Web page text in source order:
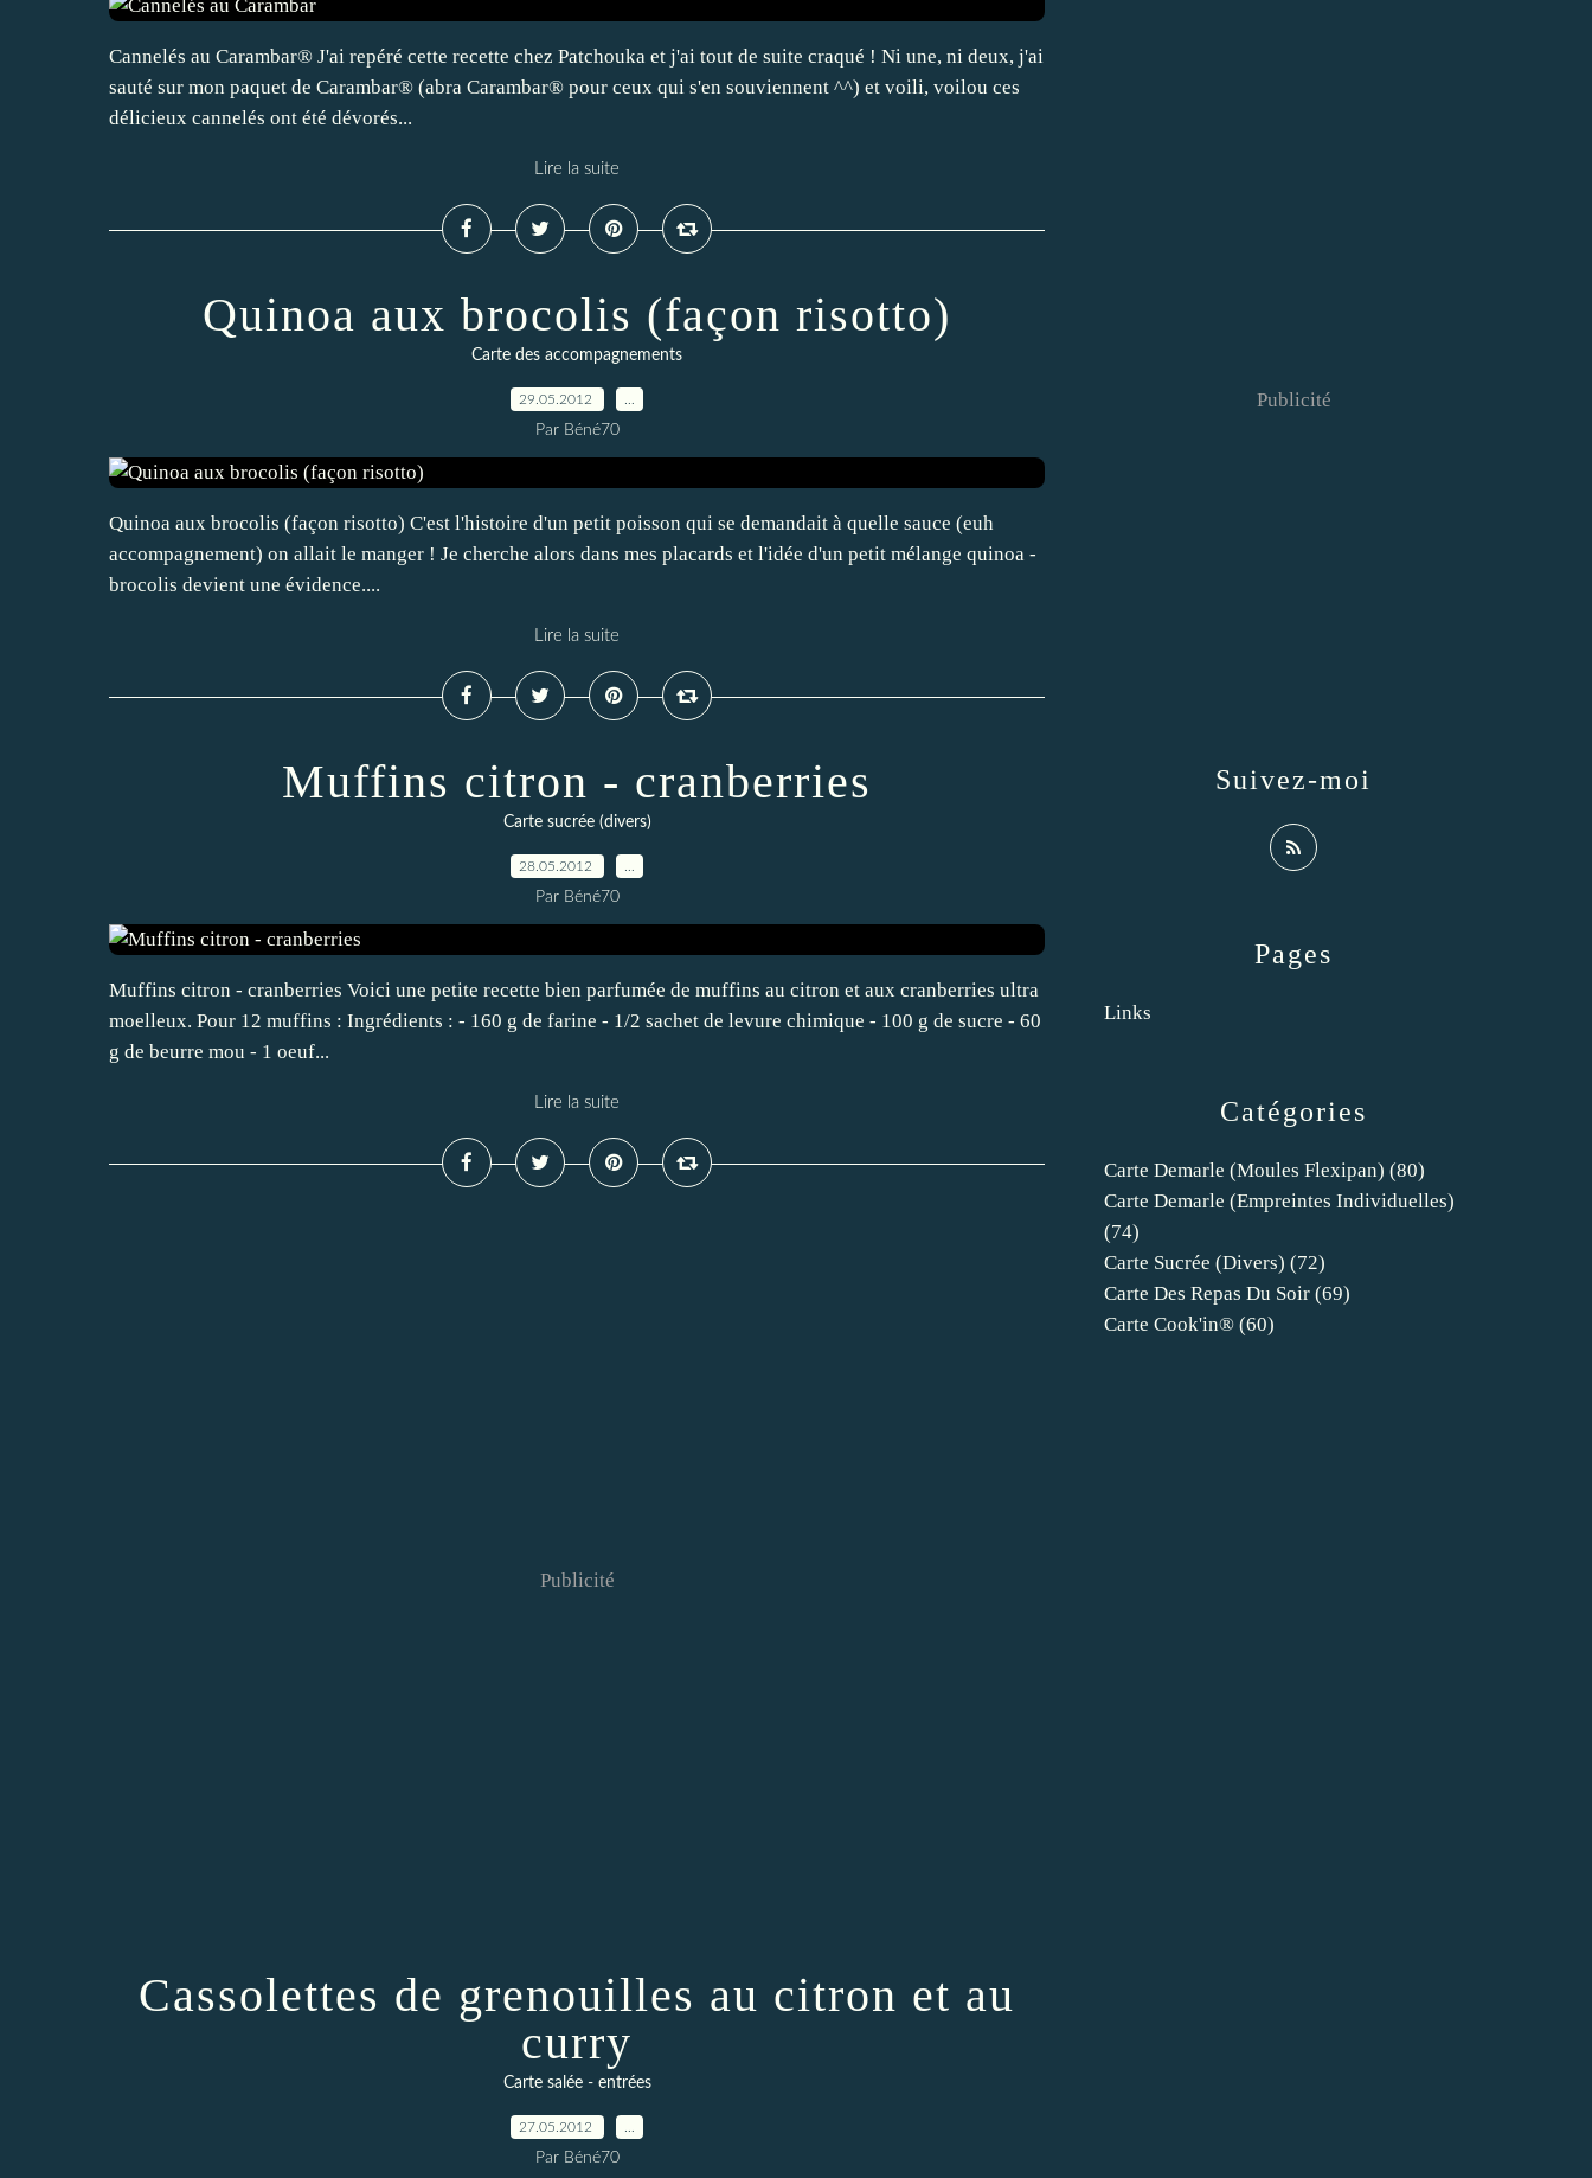
Cannelés au Carambar® J'ai repéré cette recette chez Patchouka et j'ai tout de suite craqué ! Ni une, ni deux, j'ai
sauté sur mon paquet de Carambar® (abra Carambar® pour ceux qui s'en souviennent ^^) et voili, voilou ces
délicieux cannelés ont été dévorés...
Lire la suite
Quinoa aux brocolis (façon risotto)
Carte des accompagnements
29.05.2012
Par Béné70
Quinoa aux brocolis (façon risotto) C'est l'histoire d'un petit poisson qui se demandait à quelle sauce (euh
accompagnement) on allait le manger ! Je cherche alors dans mes placards et l'idée d'un petit mélange quinoa -
brocolis devient une évidence....
Lire la suite
Muffins citron - cranberries
Carte sucrée (divers)
28.05.2012
Par Béné70
Muffins citron - cranberries Voici une petite recette bien parfumée de muffins au citron et aux cranberries ultra
moelleux. Pour 12 muffins : Ingrédients : - 160 g de farine - 1/2 sachet de levure chimique - 100 g de sucre - 60
g de beurre mou - 1 oeuf...
Lire la suite
Publicité
Cassolettes de grenouilles au citron et au
curry
Carte salée - entrées
27.05.2012
Par Béné70
Catégories
Carte Demarle (moules Flexipan) (80)
Carte Demarle (empreintes Individuelles)
(74)
Carte Sucrée (divers) (72)
Carte Des Repas Du Soir (69)
Carte Cook'in® (60)
Pages
Links
Suivez-moi
Publicité